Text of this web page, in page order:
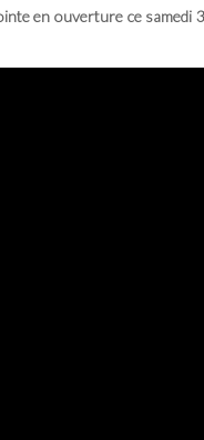
en ouverture ce samedi